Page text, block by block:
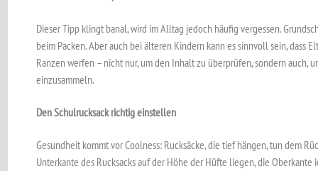
Dieser Tipp klingt banal, wird im Alltag jedoch häufig vergessen.
beim Packen. Aber auch bei älteren Kindern kann es sinnvoll sein, dass
Ranzen werfen – nicht nur, um den Inhalt zu überprüfen, sondern auch,
einzusammeln.
Den Schulrucksack richtig einstellen
Gesundheit kommt vor Coolness: Rucksäcke, die tief hängen, tun dem
Unterkante des Rucksacks auf der Höhe der Hüfte liegen, die